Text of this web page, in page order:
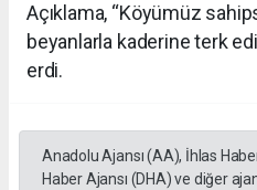
Açıklama, “Köyümüz
beyanlarla kaderine terk
erdi.
Anadolu Ajansı (AA), İhlas
Haber Ajansı (DHA) ve diğer